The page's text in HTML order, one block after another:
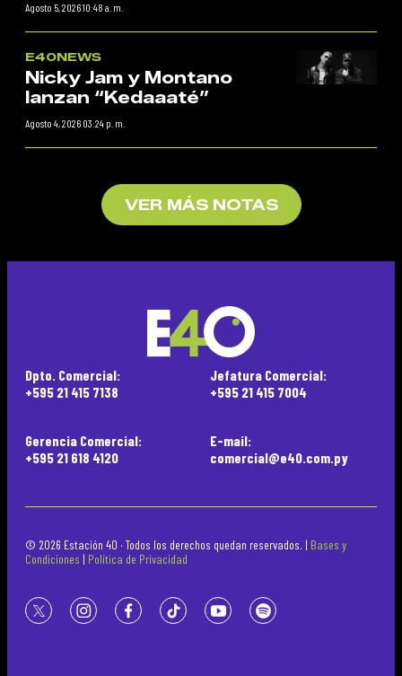
Agosto 5, 2026 10:48 a. m.
E40NEWS
Nicky Jam y Montano
lanzan “Kedaaaté”
Agosto 4, 2026 03:24 p. m.
VER MÁS NOTAS
Dpto. Comercial:
+595 21 415 7138
Jefatura Comercial:
+595 21 415 7004
Gerencia Comercial:
+595 21 618 4120
E-mail:
comercial@e40.com.py
© 2026 Estación 40 · Todos los derechos quedan reservados. | Bases y
Condiciones | Política de Privacidad
twitter instagramfacebooktiktok youtubespotify